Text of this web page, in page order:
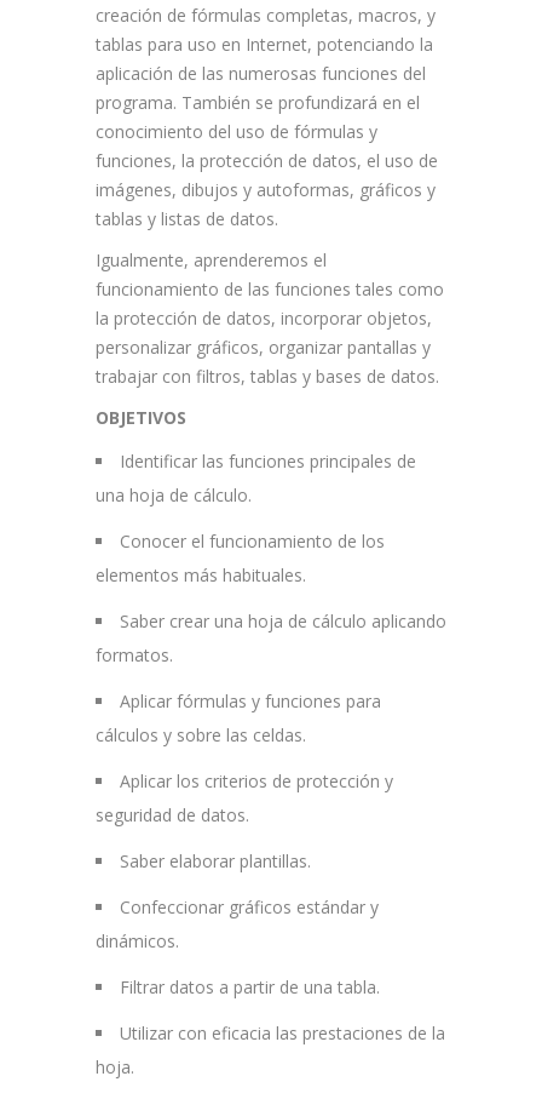
creación de fórmulas completas, macros, y
tablas para uso en Internet, potenciando la
aplicación de las numerosas funciones del
programa. También se profundizará en el
conocimiento del uso de fórmulas y
funciones, la protección de datos, el uso de
imágenes, dibujos y autoformas, gráficos y
tablas y listas de datos.
Igualmente, aprenderemos el
funcionamiento de las funciones tales como
la protección de datos, incorporar objetos,
personalizar gráficos, organizar pantallas y
trabajar con filtros, tablas y bases de datos.
OBJETIVOS
Identificar las funciones principales de
una hoja de cálculo.
Conocer el funcionamiento de los
elementos más habituales.
Saber crear una hoja de cálculo aplicando
formatos.
Aplicar fórmulas y funciones para
cálculos y sobre las celdas.
Aplicar los criterios de protección y
seguridad de datos.
Saber elaborar plantillas.
Confeccionar gráficos estándar y
dinámicos.
Filtrar datos a partir de una tabla.
Utilizar con eficacia las prestaciones de la
hoja.